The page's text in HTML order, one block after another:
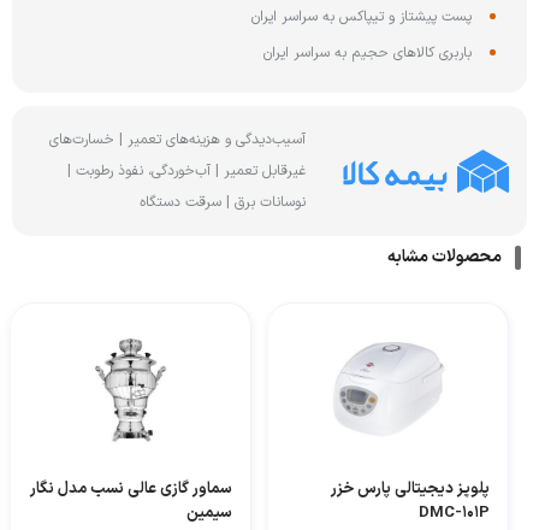
پست پیشتاز و تیپاکس به سراسر ایران
باربری کالاهای حجیم به سراسر ایران
آسیب‌دیدگی و هزینه‌های تعمیر | خسارت‌های
غیرقابل تعمیر | آب‌خوردگی، نفوذ رطوبت |
نوسانات برق | سرقت دستگاه
محصولات مشابه
پلوپز دیجیتالی پارس خزر
DMC-101P
سماور گازی عالی نسب مدل نگار
سیمین